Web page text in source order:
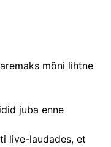
mõni lihtne
juba enne
live-laudades, et